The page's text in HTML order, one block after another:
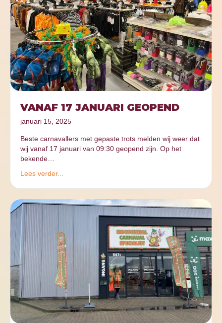
VANAF 17 JANUARI GEOPEND
januari 15, 2025
Beste carnavallers met gepaste trots melden wij weer dat
wij vanaf 17 januari van 09:30 geopend zijn. Op het
bekende…
Lees verder...